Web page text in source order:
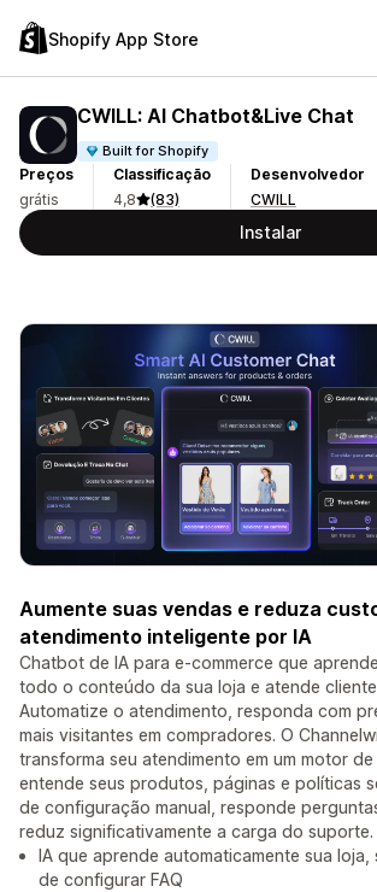
Shopify App Store
CWILL: AI Chatbot&Live Chat
Built for Shopify
Preços
grátis
Classificação
4,8
(83)
Desenvolvedor
CWILL
Instalar
Aumente suas vendas e reduza
atendimento inteligente por IA
Chatbot de IA para e-commerce que
todo o conteúdo da sua loja e atende
Automatize o atendimento, responda com
mais visitantes em compradores. O
transforma seu atendimento em um motor
entende seus produtos, páginas e políticas
de configuração manual, responde
reduz significativamente a carga do suporte.
IA que aprende automaticamente sua loja,
de configurar FAQ